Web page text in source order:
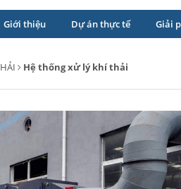
Giới thiệu Dự án thực tế Giải
Hệ thống xử lý khí thải